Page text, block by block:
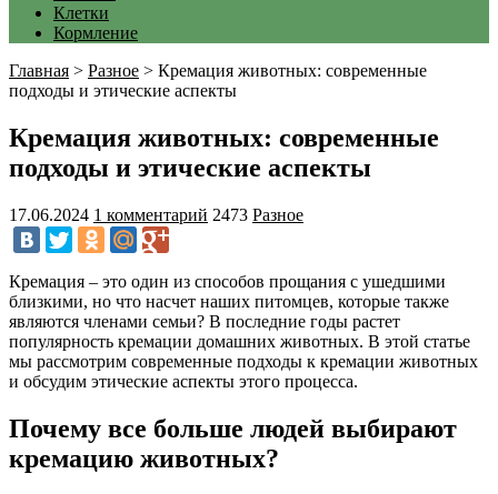
Клетки
Кормление
Главная > Разное > Кремация животных: современные
подходы и этические аспекты
Кремация животных: современные
подходы и этические аспекты
17.06.2024 1 комментарий 2473 Разное
Кремация – это один из способов прощания с ушедшими
близкими, но что насчет наших питомцев, которые также
являются членами семьи? В последние годы растет
популярность кремации домашних животных. В этой статье
мы рассмотрим современные подходы к кремации животных
и обсудим этические аспекты этого процесса.
Почему все больше людей выбирают
кремацию животных?